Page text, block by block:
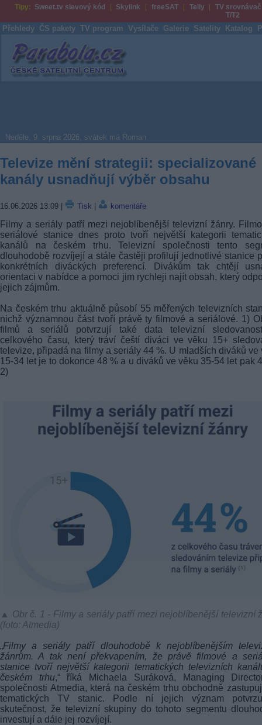
Tipy: Sweet.tv slevový kód Skylink freeSAT Telly
TV srovnávač
T/T2
Přehledy ČS pakety TV program Vysílače Galerie Satelity Katalog
Parabola.cz
Neděle, 9. srpna 2026, svátek má Roman
Televize mění strategii: specializované
kanály usnadňují výběr obsahu
16.06.2026 13:09 Tisk komentáře
Filmy a seriály patří mezi nejoblíbenější televizní žánry.
seriálové stanice dnes proto tvoří největší kategorii
kanálů na českém trhu. Televizní společnosti tento
dlouhodobě rozvíjejí a stále častěji profilují jednotlivé stanice
konkrétních diváckých preferencí. Divákům tak chtějí
orientaci v nabídce a pomoci jim rychleji najít obsah, který
jejich zájmům.
Na českém trhu aktuálně působí 55 měřených televizních
nichž významnou část tvoří právě ty filmové a seriálové. 1)
filmů a seriálů potvrzují také data televizní
celkového času, který tráví čeští diváci ve věku 15+
televize, připadá na filmy a seriály 44 %. U mladších diváků ve
15-34 let je to dokonce 48 % a u diváků ve věku 35-54 let pak
2)
▲ Obr č. 1 - Filmy a seriály patří mezi nejoblíbenější televizní
(foto: Atmedia)
„Filmy a seriály patří dlouhodobě k nejoblíbenějším
žánrům. A tak není překvapením, že právě filmové a
stanice tvoří největší kategorii tematických televizních
českém trhu,“ říká Michaela Suráková, Managing
společnosti Atmedia, která na českém trhu obchodně
tematických TV stanic. Podle ní jejich význam
skutečnost, že televizní skupiny do tohoto segmentu
investují a dále jej rozvíjejí.